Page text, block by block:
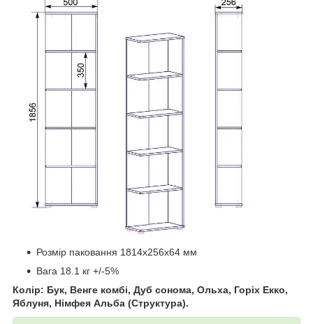
Розмір паковання 1814х256х64 мм
Вага 18.1 кг +/-5%
Колір: Бук, Венге комбі, Дуб сонома, Ольха, Горіх Екко,
Яблуня, Німфея Альба (Структура).